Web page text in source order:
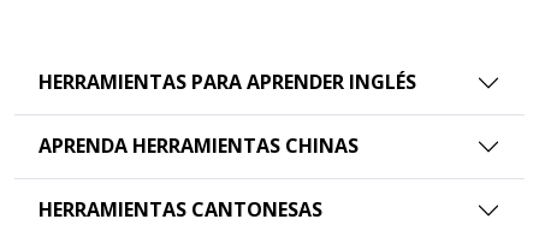
HERRAMIENTAS PARA APRENDER INGLÉS
APRENDA HERRAMIENTAS CHINAS
HERRAMIENTAS CANTONESAS